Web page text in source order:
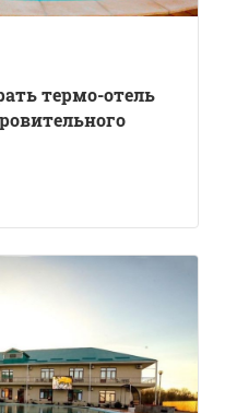
термо-отель